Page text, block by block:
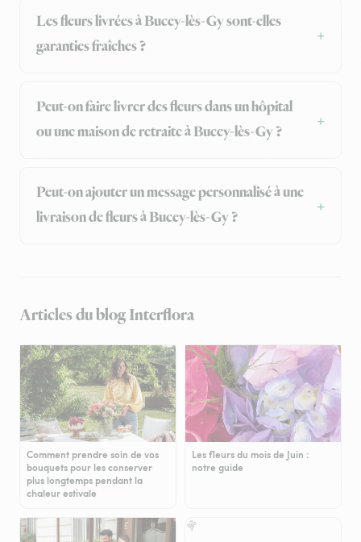
Les fleurs livrées à Bucey-lès-Gy sont-elles
garanties fraîches ?
Peut-on faire livrer des fleurs dans un hôpital
ou une maison de retraite à Bucey-lès-Gy ?
Peut-on ajouter un message personnalisé à une
livraison de fleurs à Bucey-lès-Gy ?
Articles du blog Interflora
Comment prendre soin de vos
bouquets pour les conserver
plus longtemps pendant la
chaleur estivale
Les fleurs du mois de Juin :
notre guide